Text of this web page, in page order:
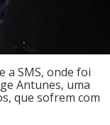
a SMS, onde foi
Antunes, uma
que sofrem com